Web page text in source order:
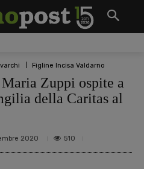
Figline Incisa Valdarno
Zuppi ospite a
della Caritas al
2020 510